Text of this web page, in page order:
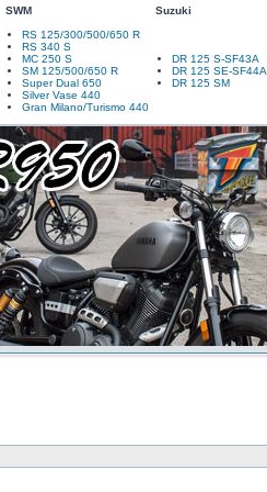
SWM
Suzuki
RS 125/300/500/650 R
RS 340 S
MC 250 S
SM 125/500/650 R
Super Dual 650
Silver Vase 440
Gran Milano/Turismo 440
DR 125 S-SF43A
DR 125 SE-SF44A
DR 125 SM